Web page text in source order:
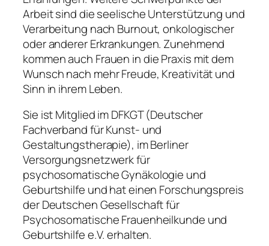
Arbeit sind die seelische Unterstützung und
Verarbeitung nach Burnout, onkologischer
oder anderer Erkrankungen. Zunehmend
kommen auch Frauen in die Praxis mit dem
Wunsch nach mehr Freude, Kreativität und
Sinn in ihrem Leben.
Sie ist Mitglied im DFKGT (Deutscher
Fachverband für Kunst- und
Gestaltungstherapie), im Berliner
Versorgungsnetzwerk für
psychosomatische Gynäkologie und
Geburtshilfe und hat einen Forschungspreis
der Deutschen Gesellschaft für
Psychosomatische Frauenheilkunde und
Geburtshilfe e.V. erhalten.